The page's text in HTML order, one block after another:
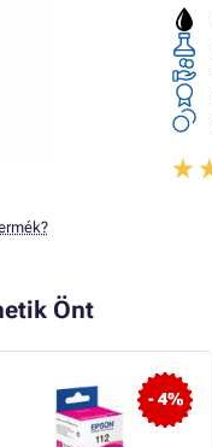
Önt
- 4%